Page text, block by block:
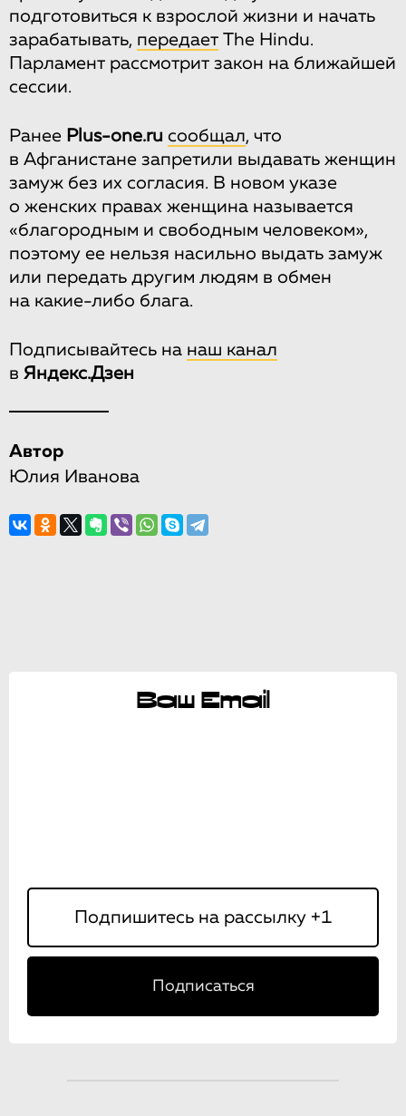
подготовиться к взрослой жизни и начать
зарабатывать, передает The Hindu.
Парламент рассмотрит закон на ближайшей
сессии.
Ранее Plus-one.ru сообщал, что
в Афганистане запретили выдавать женщин
замуж без их согласия. В новом указе
о женских правах женщина называется
«благородным и свободным человеком»,
поэтому ее нельзя насильно выдать замуж
или передать другим людям в обмен
на какие-либо блага.
Подписывайтесь на наш канал
в Яндекс.Дзен
Автор
Юлия Иванова
Ваш Email
Подписаться